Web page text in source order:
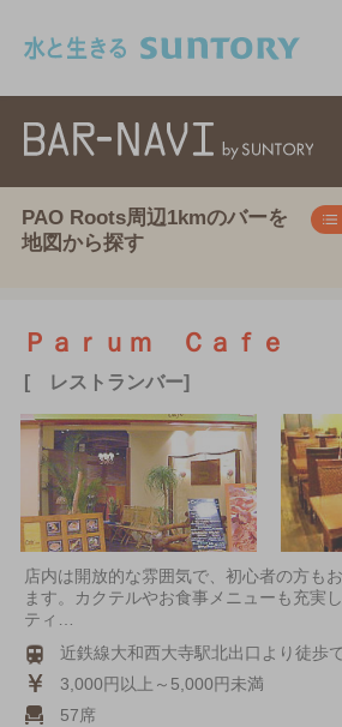
PAO Roots周辺1kmのバーを
地図から探す
Ｐａｒｕｍ Ｃａｆｅ
[ レストランバー]
店内は開放的な雰囲気で、初心者の方も
ます。カクテルやお食事メニューも充実
ティ…
近鉄線大和西大寺駅北出口より徒歩
3,000円以上～5,000円未満
57席